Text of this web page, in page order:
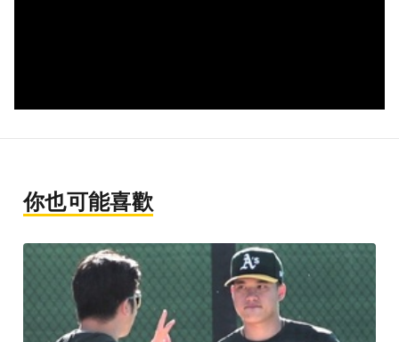
你也可能喜歡